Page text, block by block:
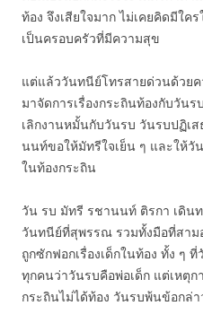
ท้อง จึงเสียใจมาก ไม่เคยคิดมีใค
เป็นครอบครัวที่มีความสุข
แต่แล้ววันทนีย์โทรสายด่วนด้วย
มาจัดการเรื่องกระถินท้องกับวัน
เลิกงานหมั้นกับวันรบ วันรบปฏิเ
นนท์ขอให้มัทรีใจเย็น ๆ และให้
ในท้องกระถิน
วัน รบ มัทรี รชานนท์ ติรกา เดิน
วันทนีย์ที่สุพรรณ รวมทั้งมือที่สาม
ถูกซักฟอกเรื่องเด็กในท้อง ทั้ง ๆ
ทุกคนว่าวันรบคือพ่อเด็ก แต่เหตุ
กระถินไม่ได้ท้อง วันรบพ้นข้อกล่า